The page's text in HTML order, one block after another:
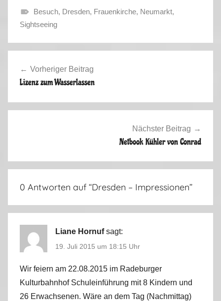
S
m
r
2
Besuch, Dresden, Frauenkirche, Neumarkt,
Sightseeing
Vorheriger Beitrag
Lizenz zum Wasserlassen
Nächster Beitrag
Netbook Kühler von Conrad
0 Antworten auf “Dresden – Impressionen”
Liane Hornuf sagt:
19. Juli 2015 um 18:15 Uhr
Wir feiern am 22.08.2015 im Radeburger
Kulturbahnhof Schuleinführung mit 8 Kindern und
26 Erwachsenen. Wäre an dem Tag (Nachmittag)